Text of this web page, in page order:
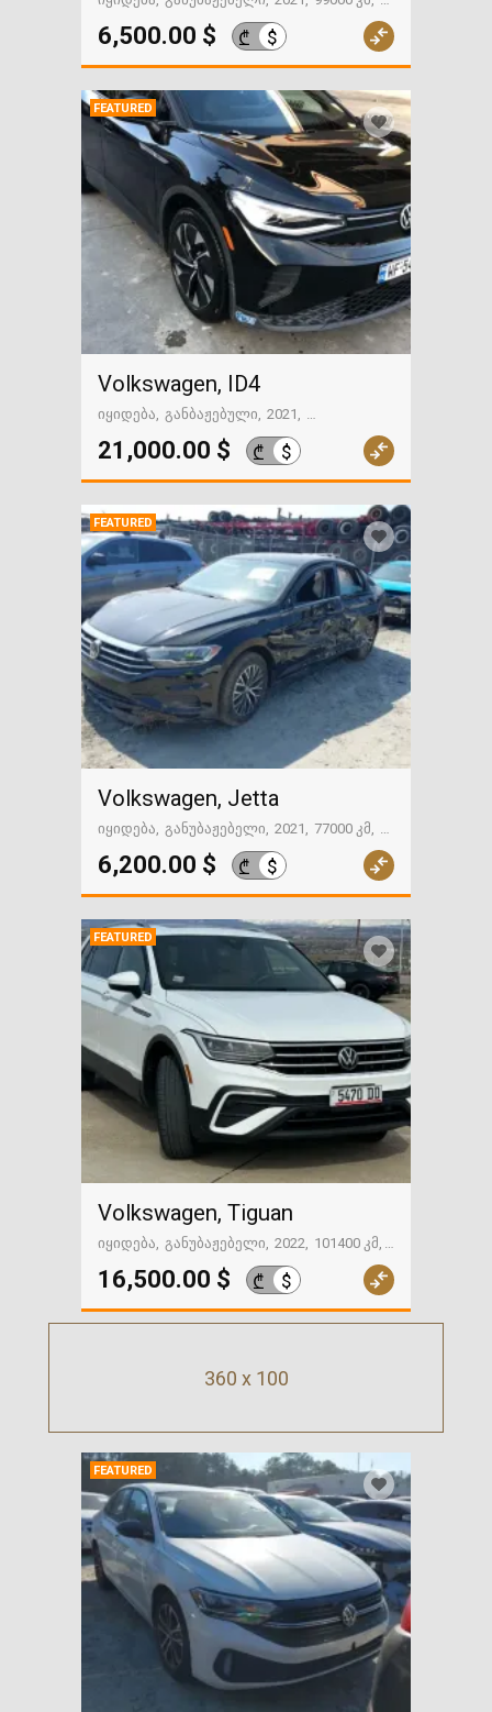
გზაში. საქართველოსკენ
6,500.00 $ ₾ $
FEATURED
Volkswagen, ID4
იყიდება განბაჟებული 2021
თბილისი
21,000.00 $ ₾ $
FEATURED
Volkswagen, Jetta
იყიდება განუბაჟებელი 2021
77000 კმ
გზაში. საქართველოსკენ
6,200.00 $ ₾ $
FEATURED
Volkswagen, Tiguan
იყიდება განუბაჟებელი 2022 101400 კმ
16,500.00 $ ₾ $
360 x 100
FEATURED